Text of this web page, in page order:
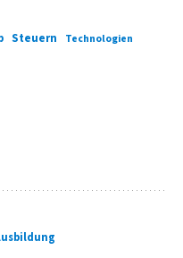
Steuern Technologien